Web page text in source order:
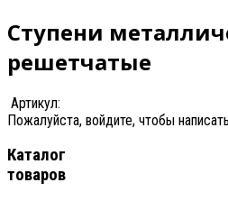
Ступени
решетчатые
Артикул:
Пожалуйста, войдите, чтобы
Каталог
товаров